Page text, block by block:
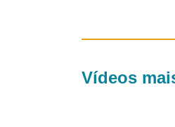
Vídeos